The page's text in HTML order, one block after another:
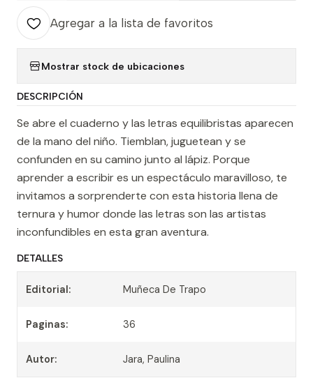
Agregar a la lista de favoritos
Mostrar stock de ubicaciones
DESCRIPCIÓN
Se abre el cuaderno y las letras equilibristas aparecen
de la mano del niño. Tiemblan, juguetean y se
confunden en su camino junto al lápiz. Porque
aprender a escribir es un espectáculo maravilloso, te
invitamos a sorprenderte con esta historia llena de
ternura y humor donde las letras son las artistas
inconfundibles en esta gran aventura.
DETALLES
Editorial: Muñeca De Trapo
Paginas: 36
Autor: Jara, Paulina